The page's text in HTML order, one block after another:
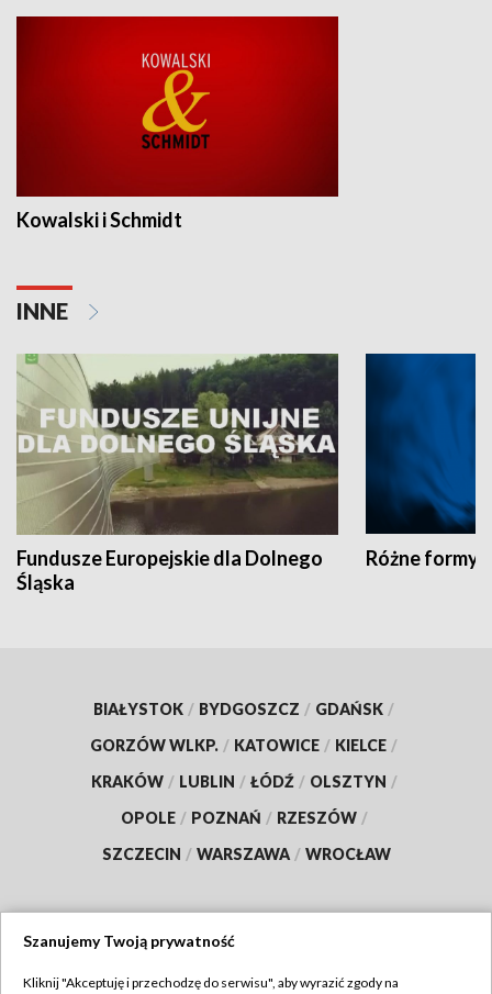
Kowalski i Schmidt
INNE
Fundusze Europejskie dla Dolnego
Śląska
Różne formy
BIAŁYSTOK / BYDGOSZCZ / GDAŃSK /
GORZÓW WLKP. / KATOWICE / KIELCE /
KRAKÓW / LUBLIN / ŁÓDŹ / OLSZTYN /
OPOLE / POZNAŃ / RZESZÓW /
SZCZECIN / WARSZAWA / WROCŁAW
Szanujemy Twoją prywatność
Kliknij "Akceptuję i przechodzę do serwisu", aby wyrazić zgody na